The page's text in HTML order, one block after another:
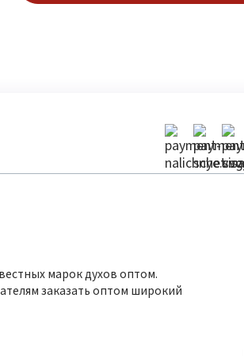
марок духов оптом.
заказать оптом широкий